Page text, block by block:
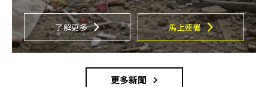
了解更多 馬上連署
更多新聞